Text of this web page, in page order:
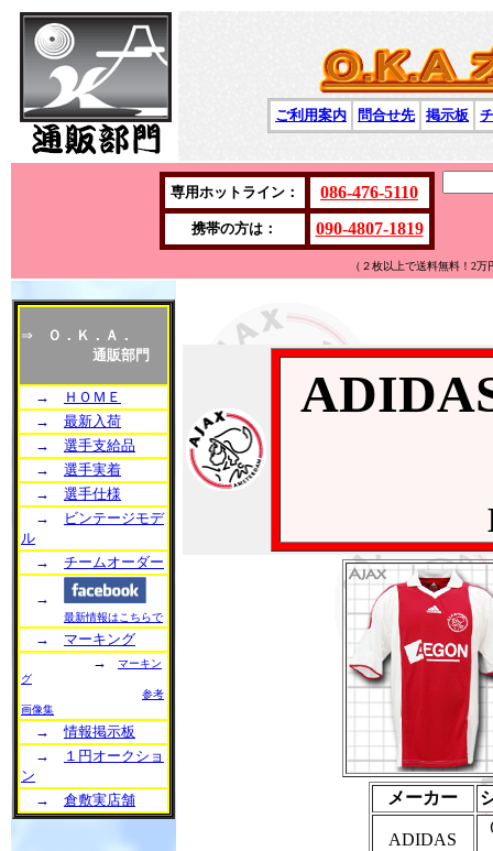
ご利用案内 問合せ先 掲示板
専用ホットライン： 086-476-5110
携帯の方は： 090-4807-1819
（２枚以上で送料無料！2
⇒
Ｏ．Ｋ．Ａ．
通販部門
→
ＨＯＭＥ
→ 最新入荷
→ 選手支給品
→ 選手実着
→ 選手仕様
→
ビンテージモデ
ル
→ チームオーダー
→
最新情報はこちらで
→ マーキング
→
マーキン
グ
参考
画像集
→情報掲示板
→
１円オークショ
ン
→ 倉敷実店舗 メーカー
ADIDAS